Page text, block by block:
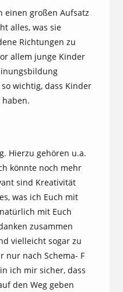
einen großen Aufsatz
alles, was sie
Richtungen zu
allem junge Kinder
wichtig, dass Kinder
Hierzu gehören u.a.
könnte noch mehr
sind Kreativität
was ich Euch mit
mit Euch
zusammen
vielleicht sogar zu
nur nach Schema- F
ich mir sicher, dass
den Weg geben